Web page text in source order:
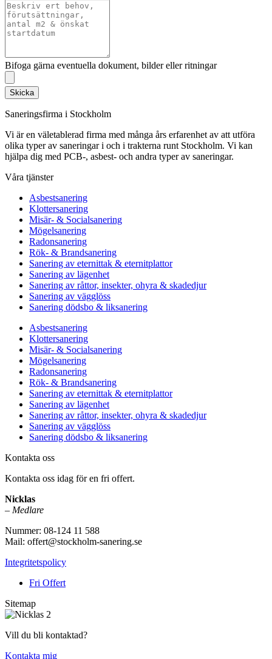
Bifoga gärna eventuella dokument, bilder eller ritningar
Skicka
Saneringsfirma i Stockholm
Vi är en väletablerad firma med många års erfarenhet av att utföra
olika typer av saneringar i och i trakterna runt Stockholm. Vi kan
hjälpa dig med PCB-, asbest- och andra typer av saneringar.
Våra tjänster
Asbestsanering
Klottersanering
Misär- & Socialsanering
Mögelsanering
Radonsanering
Rök- & Brandsanering
Sanering av eternittak & eternitplattor
Sanering av lägenhet
Sanering av råttor, insekter, ohyra & skadedjur
Sanering av vägglöss
Sanering dödsbo & liksanering
Asbestsanering
Klottersanering
Misär- & Socialsanering
Mögelsanering
Radonsanering
Rök- & Brandsanering
Sanering av eternittak & eternitplattor
Sanering av lägenhet
Sanering av råttor, insekter, ohyra & skadedjur
Sanering av vägglöss
Sanering dödsbo & liksanering
Kontakta oss
Kontakta oss idag för en fri offert.
Nicklas
– Medlare
Nummer: 08-124 11 588
Mail: offert@stockholm-sanering.se
Integritetspolicy
Fri Offert
Sitemap
Vill du bli kontaktad?
Kontakta mig